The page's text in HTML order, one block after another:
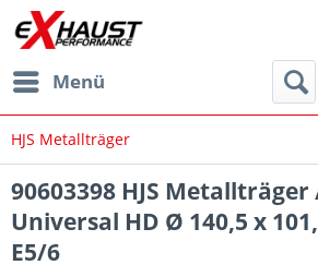
Menü
HJS Metallträger
90603398 HJS
Universal HD Ø 140,5 x
E5/6